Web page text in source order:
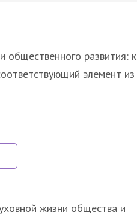
общественного развития: к
элемент из
жизни общества и